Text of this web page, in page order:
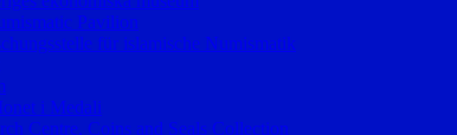
Pavilion
für islamische Numismatik
i Medali
Centre, Coins and Seals Collection